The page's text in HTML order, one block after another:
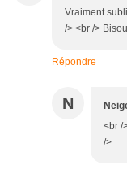
Vraiment
/> <br />
Répondre
N
<br /
/>